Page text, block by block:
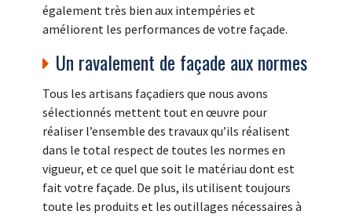
également très bien aux intempéries et
améliorent les performances de votre façade.
Un ravalement de façade aux normes
Tous les artisans façadiers que nous avons
sélectionnés mettent tout en œuvre pour
réaliser l’ensemble des travaux qu’ils réalisent
dans le total respect de toutes les normes en
vigueur, et ce quel que soit le matériau dont est
fait votre façade. De plus, ils utilisent toujours
toute les produits et les outillages nécessaires à